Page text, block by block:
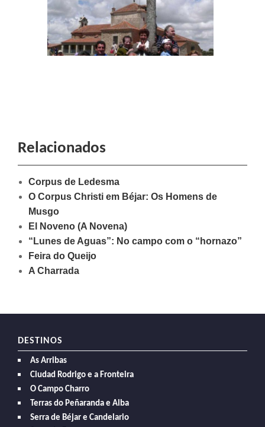
Relacionados
Corpus de Ledesma
O Corpus Christi em Béjar: Os Homens de
Musgo
El Noveno (A Novena)
“Lunes de Aguas”: No campo com o “hornazo”
Feira do Queijo
A Charrada
DESTINOS
As Arribas
Ciudad Rodrigo e a Fronteira
O Campo Charro
Terras do Peñaranda e Alba
Serra de Béjar e Candelario